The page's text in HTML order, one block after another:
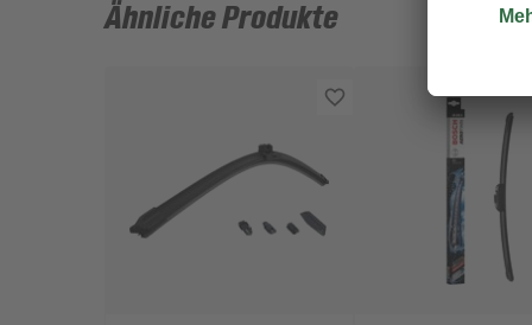
Ähnliche Produkte